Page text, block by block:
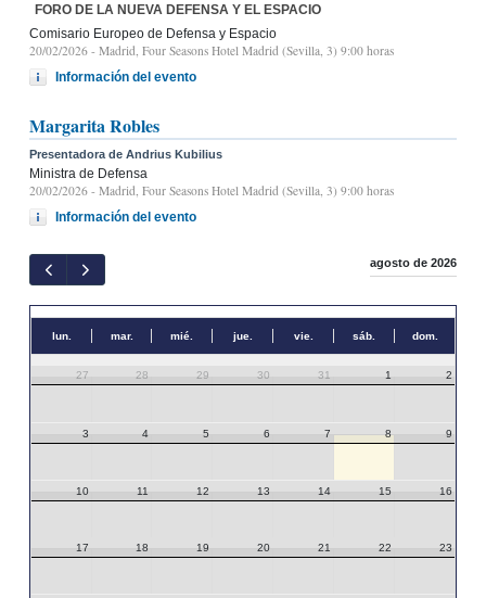
FORO DE LA NUEVA DEFENSA Y EL ESPACIO
Comisario Europeo de Defensa y Espacio
20/02/2026 - Madrid, Four Seasons Hotel Madrid (Sevilla, 3) 9:00 horas
Información del evento
Margarita Robles
Presentadora de Andrius Kubilius
Ministra de Defensa
20/02/2026 - Madrid, Four Seasons Hotel Madrid (Sevilla, 3) 9:00 horas
Información del evento
agosto de 2026
lun. mar. mié. jue. vie. sáb. dom.
27 28 29 30 31 1 2
3 4 5 6 7 8 9
10 11 12 13 14 15 16
17 18 19 20 21 22 23